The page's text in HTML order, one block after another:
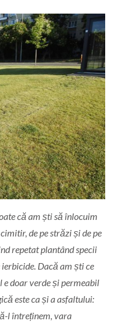
că am ști să înlocuim
de pe străzi și de pe
repetat plantând specii
Dacă am ști ce
e doar verde și permeabil
este ca și a asfaltului:
l întreținem, vara